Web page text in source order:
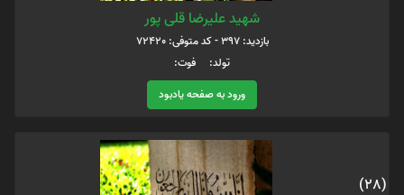
شهید علیرضا قلی پور
بازدید: 397 - کد متوفی: 72420
تولد: فوت:
ورود به صفحه یادبود
(28)